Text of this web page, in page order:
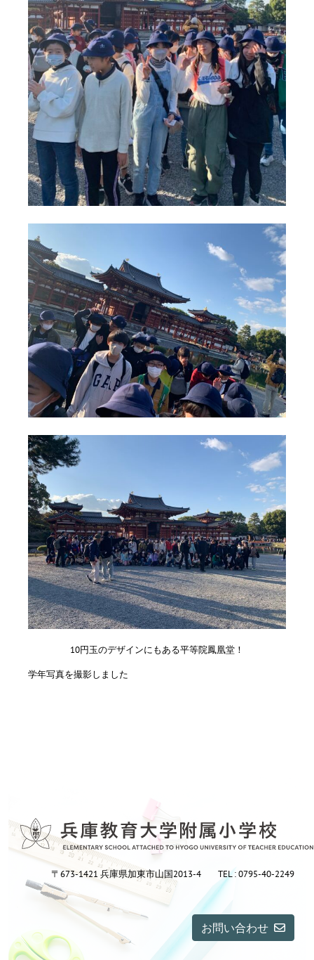
10円玉のデザインにもある平等院鳳凰堂！
学年写真を撮影しました
〒673-1421 兵庫県加東市山国2013-4 TEL : 0795-40-2249
お問い合わせ